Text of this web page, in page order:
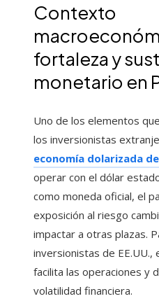
Contexto
fortaleza y
monetario en
Uno de los elementos
los inversionistas
economía dolarizada
operar con el dólar
como moneda oficial, el
exposición al riesgo
impactar a otras plazas.
inversionistas de EE.UU.,
facilita las operaciones y
volatilidad financiera.